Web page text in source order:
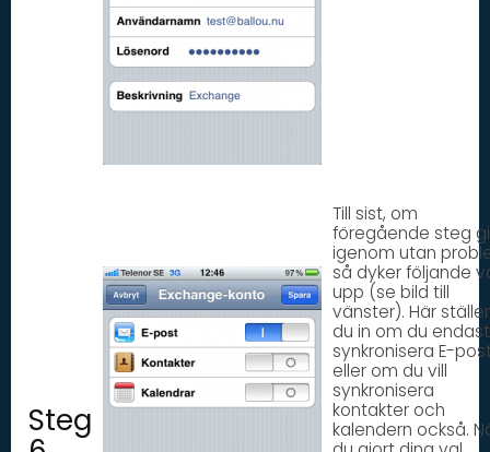
Steg
Till sist, om
föregående steg
igenom utan
så dyker följande
upp (se bild till
vänster). Här ställer
du in om du
synkronisera E-
eller om du vill
synkronisera
kontakter och
kalendern också.